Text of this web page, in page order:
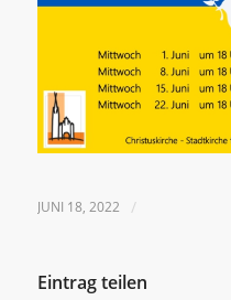
JUNI 18, 2022 /
Eintrag teilen